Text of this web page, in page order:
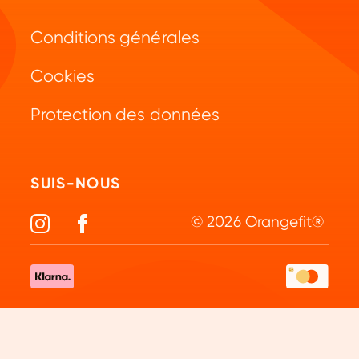
Green Juice
Collagène
Vitamines & Minéraux
Repeat
Questions fréquemment posées
Modes de paiement
Retours d'articles
Conditions générales
Cookies
Protection des données
SUIS-NOUS
© 2026 Orangefit®